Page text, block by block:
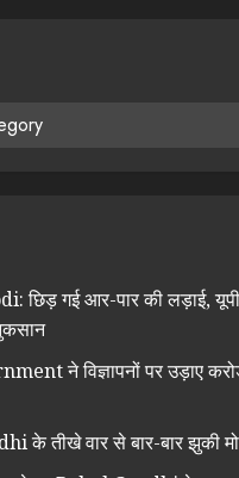
छिड़ गई आर-पार की लड़ाई,
ने विज्ञापनों पर उड़ाए
के तीखे वार से बार-बार झुकी